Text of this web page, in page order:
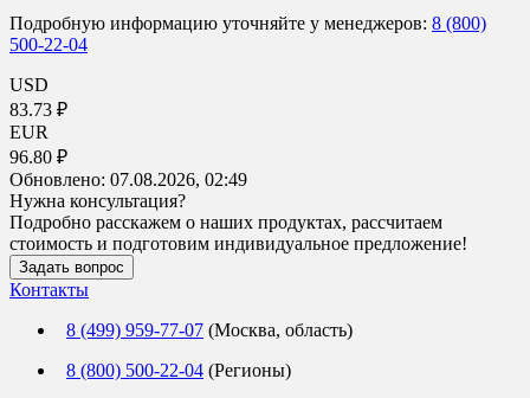
Подробную информацию уточняйте у менеджеров: 8 (800)
500-22-04
USD
83.73 ₽
EUR
96.80 ₽
Обновлено: 07.08.2026, 02:49
Нужна консультация?
Подробно расскажем о наших продуктах, рассчитаем
стоимость и подготовим индивидуальное предложение!
Задать вопрос
Контакты
8 (499) 959-77-07 (Москва, область)
8 (800) 500-22-04 (Регионы)